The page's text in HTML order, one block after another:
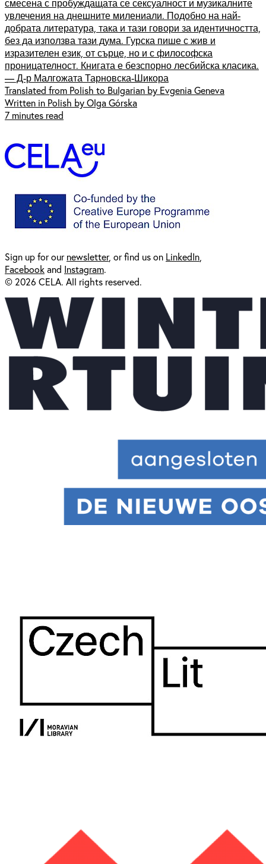
увлечения на днешните милениали. Подобно на най-
добрата литература, така и тази говори за идентичността,
без да използва тази дума. Гурска пише с жив и
изразителен език, от сърце, но и с философска
проницателност. Книгата е безспорно лесбийска класика.
— Д-р Малгожата Тарновска-Шикора
Translated from Polish to Bulgarian by Evgenia Geneva
Written in Polish by Olga Górska
7 minutes read
Sign up for ournewsletter, or find us on LinkedIn
Facebookand Instagram.
© 2026 CELA. All rights reserved.